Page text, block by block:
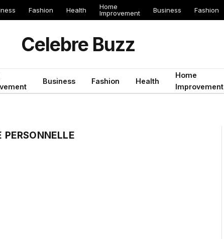
Fashion Health
Home
Improvement
Business Fashion
Celebre Buzz
Business Fashion Health
Home
Improvement
PERSONNELLE